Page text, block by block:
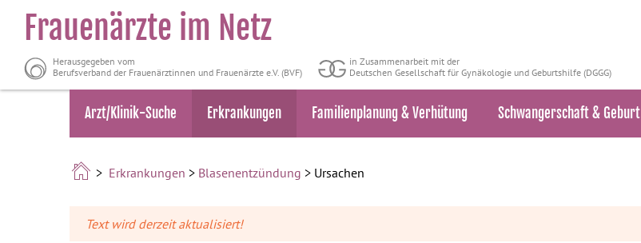
Frauenärzte im Netz
Herausgegeben vom
Berufsverband der Frauenärztinnen und Frauenärzte e.V. (BVF)
in Zusammenarbeit mit der
Deutschen Gesellschaft für Gynäkologie und Geburtshilfe (DGGG)
Arzt/Klinik-Suche Erkrankungen Familienplanung & Verhütung Schwangerschaft & Geburt
> Erkrankungen > Blasenentzündung > Ursachen
Text wird derzeit aktualisiert!